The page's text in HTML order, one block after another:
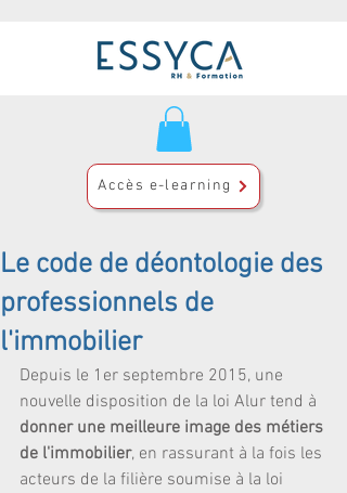
Accès e-learning
Le code de déontologie des
professionnels de
l'immobilier
Depuis le 1er septembre 2015, une
nouvelle disposition de la loi Alur tend à
donner une meilleure image des métiers
de l'immobilier, en rassurant à la fois les
acteurs de la filière soumise à la loi